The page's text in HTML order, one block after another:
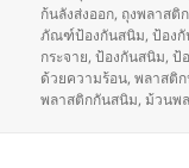
ก้นลังส่งออก, ถุงพลาสติ
ภัณฑ์ป้องกันสนิม,ป้อง
กระจาย,ป้องกันสนิม,ป้
ด้วยความร้อน,พลาสติ
พลาสติกกันสนิม,ม้วนพ